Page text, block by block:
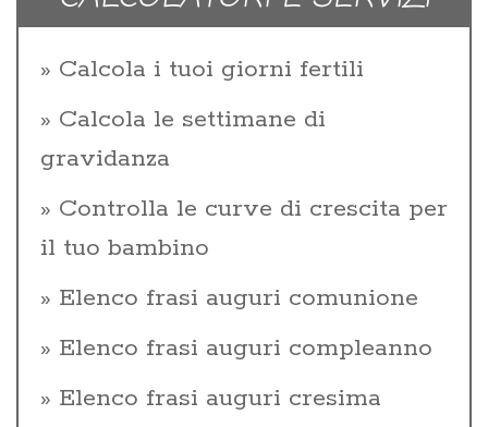
Calcola i tuoi giorni fertili
Calcola le settimane di
gravidanza
Controlla le curve di crescita per
il tuo bambino
Elenco frasi auguri comunione
Elenco frasi auguri compleanno
Elenco frasi auguri cresima